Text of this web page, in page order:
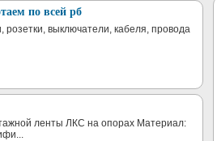
по всей рб
розетки, выключатели, кабеля, провода
ленты ЛКС на опорах Материал: